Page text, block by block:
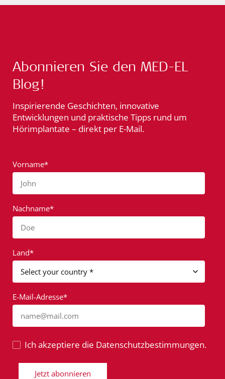
Abonnieren Sie den MED-EL
Blog!
Inspirierende Geschichten, innovative
Entwicklungen und praktische Tipps rund um
Hörimplantate – direkt per E-Mail.
Vorname*
John
Nachname*
Doe
Land*
E-Mail-Adresse*
name@mail.com
Ich akzeptiere die Datenschutzbestimmungen.
Jetzt abonnieren